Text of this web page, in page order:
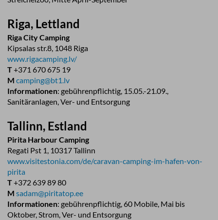
Riga, Lettland
Riga City Camping
Kipsalas str.8, 1048 Riga
www.rigacamping.lv/
T+371 670 675 19
M camping@bt1.lv
Informationen: gebührenpflichtig, 15.05.-21.09.,
Sanitäranlagen, Ver- und Entsorgung
Tallinn, Estland
Pirita Harbour Camping
Regati Pst 1, 10317 Tallinn
www.visitestonia.com/de/caravan-camping-im-hafen-von-
pirita
T+372 639 89 80
M sadam@piritatop.ee
Informationen: gebührenpflichtig, 60 Mobile, Mai bis
Oktober, Strom, Ver- und Entsorgung